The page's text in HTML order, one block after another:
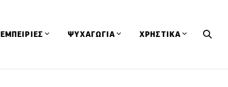
ΕΜΠΕΙΡΙΕΣ ΨΥΧΑΓΩΓΙΑ ΧΡΗΣΤΙΚΑ